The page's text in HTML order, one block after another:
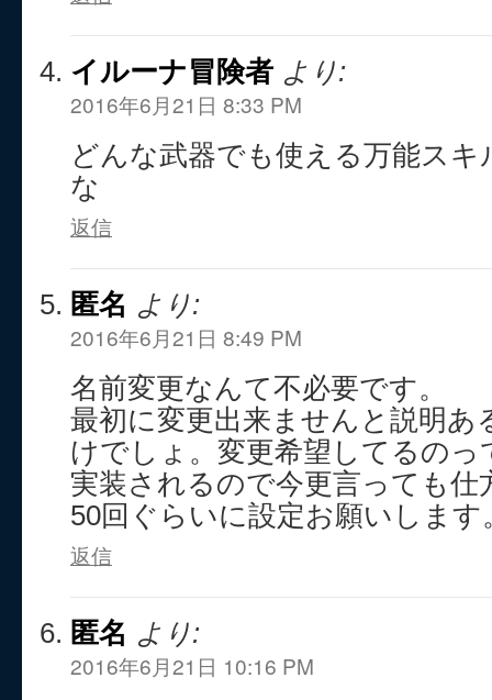
イルーナ冒険者 より:
2016年6月21日 8:33 PM
どんな武器でも使える万能ス
な
返信
匿名 より:
2016年6月21日 8:49 PM
名前変更なんて不必要です。
最初に変更出来ませんと説明あ
けでしょ。変更希望してるのっ
実装されるので今更言っても仕
50回ぐらいに設定お願いします
返信
匿名 より:
2016年6月21日 10:16 PM